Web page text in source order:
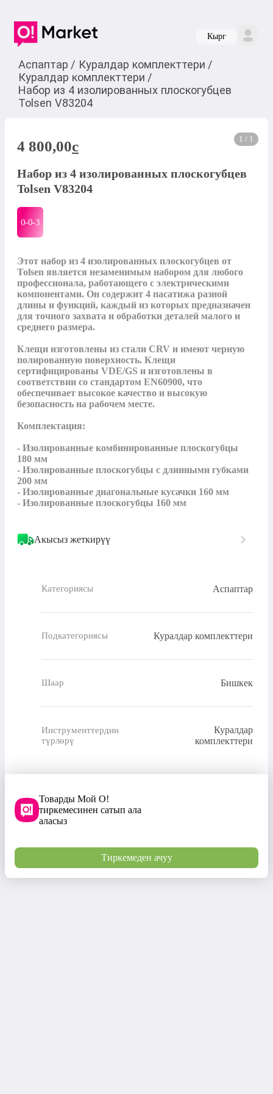
Кырг
Аспаптар / Куралдар комплекттери /
Куралдар комплекттери /
Набор из 4 изолированных плоскогубцев
Tolsen V83204
1 / 1
4 800,00c
Набор из 4 изолированных плоскогубцев
Tolsen V83204
0-0-3
Этот набор из 4 изолированных плоскогубцев от
Tolsen является незаменимым набором для любого
профессионала, работающего с электрическими
компонентами. Он содержит 4 пасатижа разной
длины и функций, каждый из которых предназначен
для точного захвата и обработки деталей малого и
среднего размера.
Клещи изготовлены из стали CRV и имеют черную
полированную поверхность. Клещи
сертифицированы VDE/GS и изготовлены в
соответствии со стандартом EN60900, что
обеспечивает высокое качество и высокую
безопасность на рабочем месте.
Комплектация:
- Изолированные комбинированные плоскогубцы
180 мм
- Изолированные плоскогубцы с длинными губками
200 мм
- Изолированные диагональные кусачки 160 мм
- Изолированные плоскогубцы 160 мм
Акысыз жеткирүү
Категориясы Аспаптар
Подкатегориясы Куралдар комплекттери
Шаар Бишкек
Инструменттердин
түрлөрү
Куралдар
комплекттери
Товарды Мой О!
тиркемесинен сатып ала
аласыз
Тиркемеден ачуу